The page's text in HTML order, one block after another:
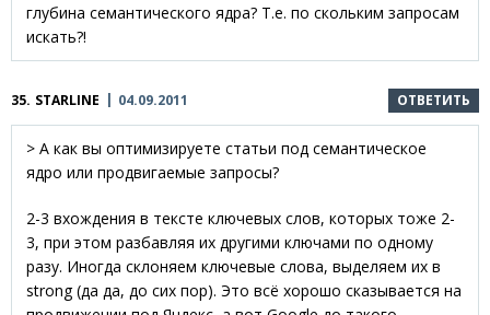
глубина семантического ядра? Т.е. по скольким запросам
искать?!
35. STARLINE 04.09.2011 ОТВЕТИТЬ
> А как вы оптимизируете статьи под семантическое
ядро или продвигаемые запросы?
2-3 вхождения в тексте ключевых слов, которых тоже 2-
3, при этом разбавляя их другими ключами по одному
разу. Иногда склоняем ключевые слова, выделяем их в
strong (да да, до сих пор). Это всё хорошо сказывается на